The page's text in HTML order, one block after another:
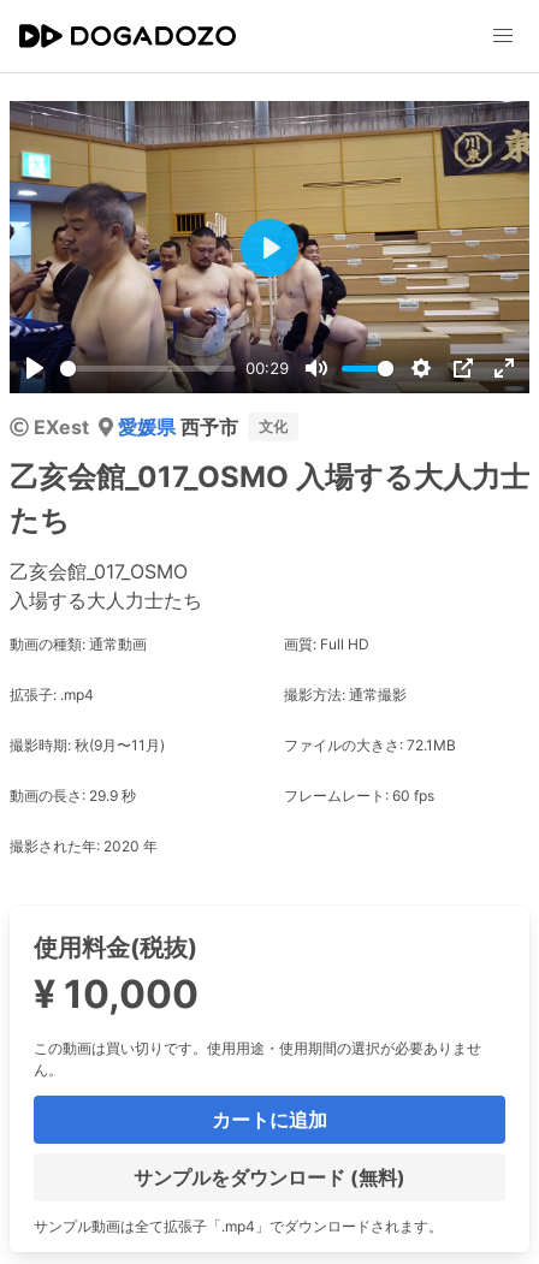
Play
00:29
Mute Settings
PIP
Play
EXest 愛媛県西予市 文化
乙亥会館_017_OSMO 入場する大人力士
たち
乙亥会館_017_OSMO
入場する大人力士たち
動画の種類: 通常動画 画質: Full HD
拡張子: .mp4 撮影方法: 通常撮影
撮影時期: 秋(9月〜11月) ファイルの大きさ: 72.1MB
動画の長さ: 29.9 秒 フレームレート: 60 fps
撮影された年: 2020 年
使用料金(税抜)
¥ 10,000
この動画は買い切りです。使用用途・使用期間の選択が必要ありませ
ん。
カートに追加
サンプルをダウンロード (無料)
サンプル動画は全て拡張子「.mp4」でダウンロードされます。